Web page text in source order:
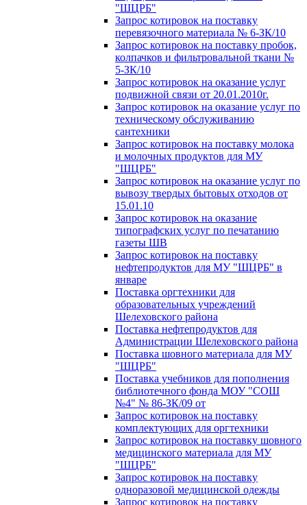
"ШЦРБ"
Запрос котировок на поставку
перевязочного материала № 6-ЗК/10
Запрос котировок на поставку пробок,
колпачков и фильтровальной ткани №
5-ЗК/10
Запрос котировок на оказание услуг
подвижной связи от 20.01.2010г.
Запрос котировок на оказание услуг по
техническому обслуживанию
сантехники
Запрос котировок на поставку молока
и молочных продуктов для МУ
"ШЦРБ"
Запрос котировок на оказание услуг по
вывозу твердых бытовых отходов от
15.01.10
Запрос котировок на оказание
типографских услуг по печатанию
газеты ШВ
Запрос котировок на поставку
нефтепродуктов для МУ "ШЦРБ" в
январе
Поставка оргтехники для
образовательных учреждений
Шелеховского района
Поставка нефтепродуктов для
Администрации Шелеховского района
Поставка шовного материала для МУ
"ШЦРБ"
Поставка учебников для пополнения
библиотечного фонда МОУ "СОШ
№4" № 86-ЗК/09 от
Запрос котировок на поставку
комплектующих для оргтехники
Запрос котировок на поставку шовного
медицинского материала для МУ
"ШЦРБ"
Запрос котировок на поставку
одноразовой медицинской одежды
Запрос котировок на поставку